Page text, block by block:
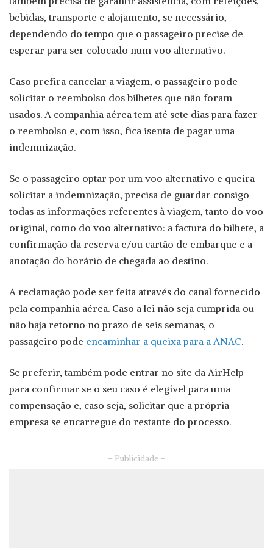
bebidas, transporte e alojamento, se necessário,
dependendo do tempo que o passageiro precise de
esperar para ser colocado num voo alternativo.
Caso prefira cancelar a viagem, o passageiro pode
solicitar o reembolso dos bilhetes que não foram
usados. A companhia aérea tem até sete dias para fazer
o reembolso e, com isso, fica isenta de pagar uma
indemnização.
Se o passageiro optar por um voo alternativo e queira
solicitar a indemnização, precisa de guardar consigo
todas as informações referentes à viagem, tanto do voo
original, como do voo alternativo: a factura do bilhete, a
confirmação da reserva e/ou cartão de embarque e a
anotação do horário de chegada ao destino.
A reclamação pode ser feita através do canal fornecido
pela companhia aérea. Caso a lei não seja cumprida ou
não haja retorno no prazo de seis semanas, o
passageiro pode encaminhar a queixa para a ANAC.
Se preferir, também pode entrar no site da AirHelp
para confirmar se o seu caso é elegível para uma
compensação e, caso seja, solicitar que a própria
empresa se encarregue do restante do processo.
– Publicidade –